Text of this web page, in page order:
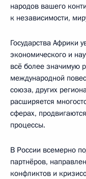
народов вашего
к независимости,
Государства Африки
экономического и
всё более значимую
международной
союза, других
расширяется
сферах,
процессы.
В России всемерно
партнёров,
конфликтов и